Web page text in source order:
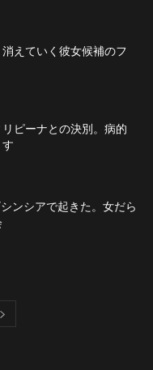
えていく彼女候補のフ
ピーナとの決別。病的
ンシアで起きた。女だら